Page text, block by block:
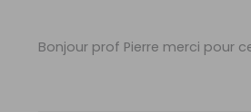
Bonjour prof Pierre merci pour